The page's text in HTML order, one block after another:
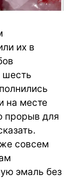
их в
шесть
на месте
прорыв для
совсем
эмаль без